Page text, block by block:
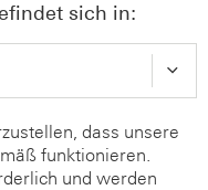
sich in:
dass unsere
funktionieren.
und werden